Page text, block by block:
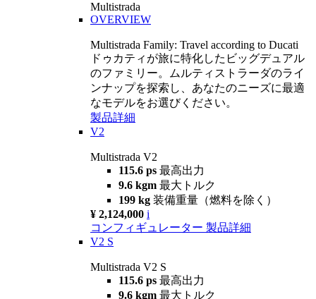
Multistrada
OVERVIEW
Multistrada Family: Travel according to Ducati
ドゥカティが旅に特化したビッグデュアル
のファミリー。ムルティストラーダのライ
ンナップを探索し、あなたのニーズに最適
なモデルをお選びください。
製品詳細
V2
Multistrada V2
115.6 ps 最高出力
9.6 kgm 最大トルク
199 kg 装備重量（燃料を除く）
¥ 2,124,000 i
コンフィギュレーター 製品詳細
V2 S
Multistrada V2 S
115.6 ps 最高出力
9.6 kgm 最大トルク